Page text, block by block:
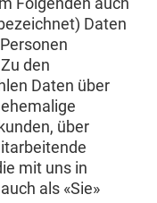
Daten
den
Daten über
über
mit uns in
als «Sie»